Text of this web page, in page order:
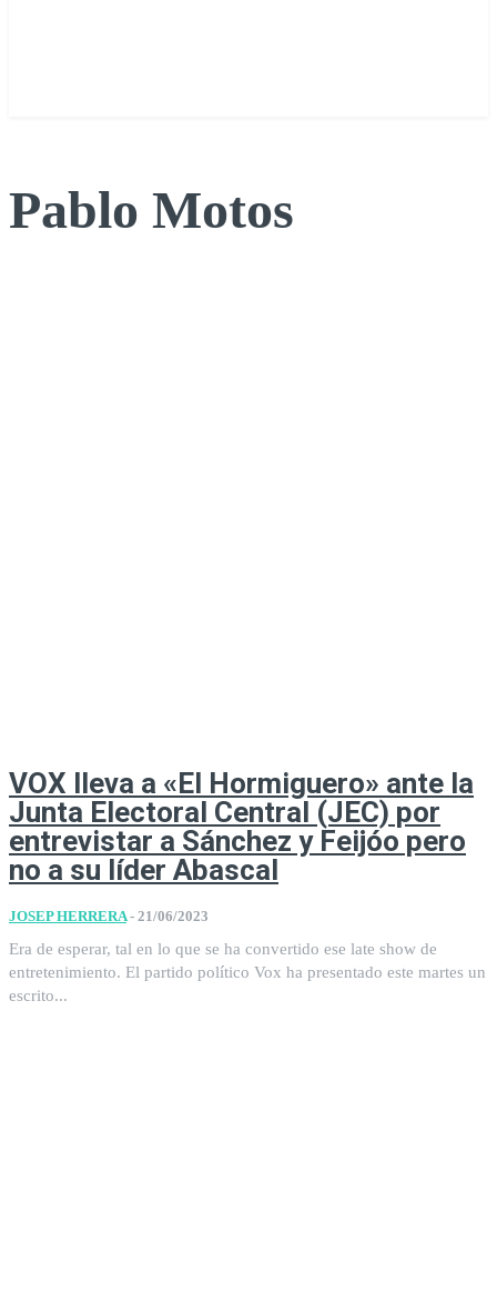
Pablo Motos
VOX lleva a «El Hormiguero» ante la
Junta Electoral Central (JEC) por
entrevistar a Sánchez y Feijóo pero
no a su líder Abascal
JOSEP HERRERA - 21/06/2023
Era de esperar, tal en lo que se ha convertido ese late show de
entretenimiento. El partido político Vox ha presentado este martes un
escrito...